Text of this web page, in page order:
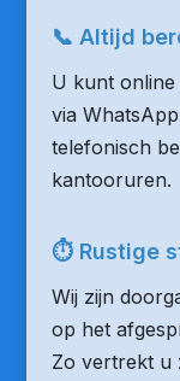
📞 Altijd
U kunt
via
telefonisch
kantooruren.
⏱ Rustige
Wij zijn
op het
Zo vertrekt u